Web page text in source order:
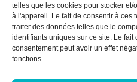
telles que les cookies pour stocker
à l'appareil. Le fait de consentir à ces
traiter des données telles que le
identifiants uniques sur ce site. Le
consentement peut avoir un effet
fonctions.